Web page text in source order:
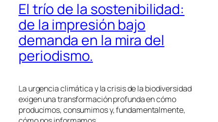
El trío de la sostenibilidad:
de la impresión bajo
demanda en la mira del
periodismo.
La urgencia climática y la crisis de la biodiversidad
exigen una transformación profunda en cómo
producimos, consumimos y, fundamentalmente,